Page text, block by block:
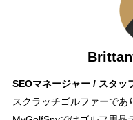
SEOマネージャー / スタッ
スクラッチゴルファーであ